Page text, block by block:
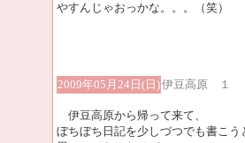
やすんじゃおっかな。。。（笑）
2009年05月24日(日)伊豆高原 １
伊豆高原から帰って来て、
ぼちぼち日記を少しづつでも書こう